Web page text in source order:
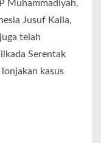
Muhammadiyah,
Jusuf Kalla,
telah
Serentak
kasus